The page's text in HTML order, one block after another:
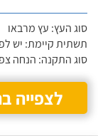
סוג העץ: עץ מרבאו
תשתית קיימת: יש
סוג התקנה: הנחה
לצפייה